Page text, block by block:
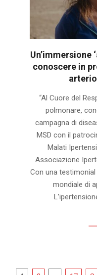
Un’immersione
conoscere in
“Al Cuore del
polmonare,
campagna di
MSD con il
Malati
Associazione
Con una
mondiale di